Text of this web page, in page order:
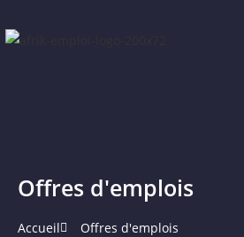
Offres d'emplois
Accueil Offres d'emplois